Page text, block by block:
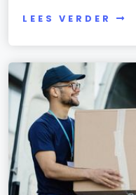
LEES VERDER